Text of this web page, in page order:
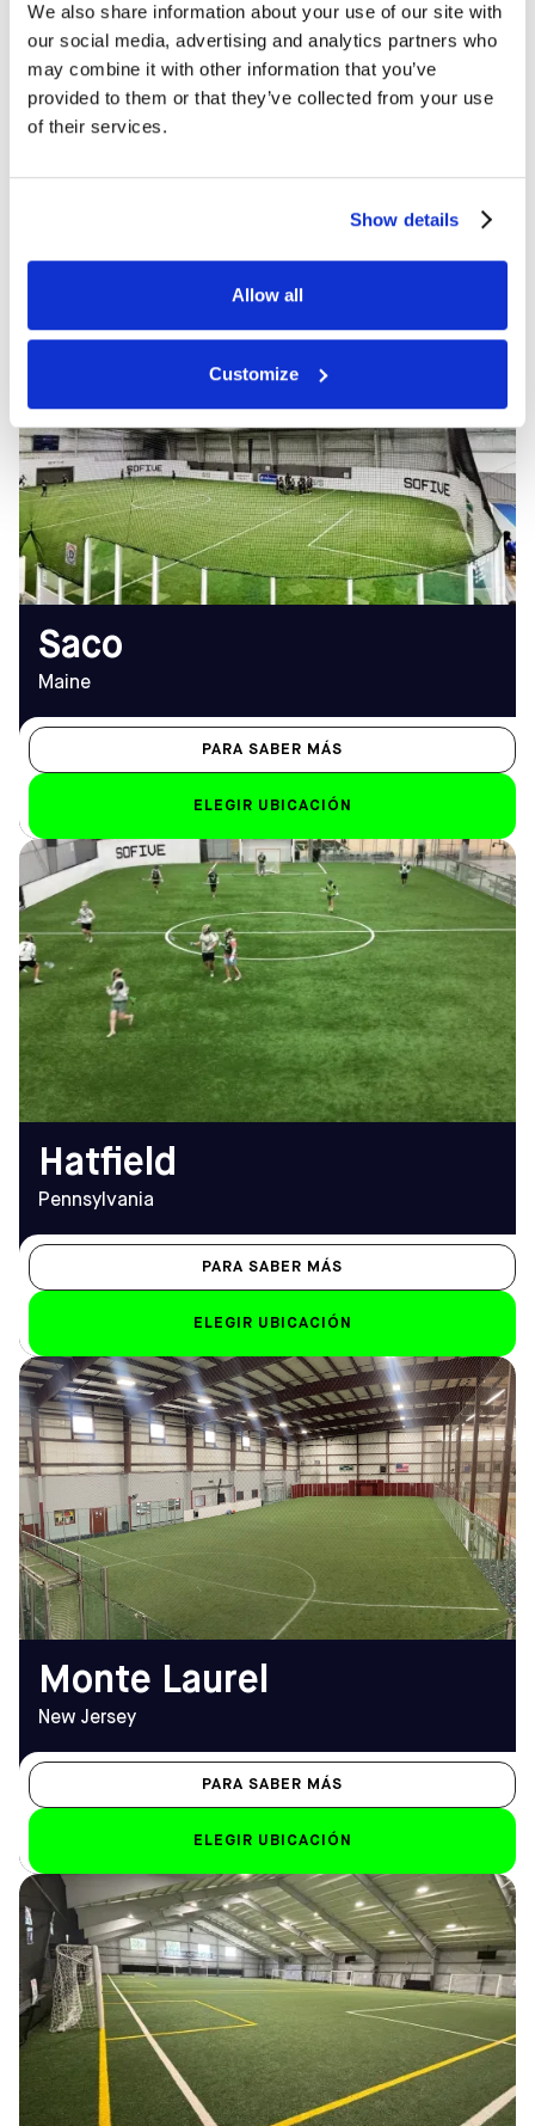
We also share information about your use of our site with
our social media, advertising and analytics partners who
may combine it with other information that you’ve
provided to them or that they’ve collected from your use
of their services.
Show details
Allow all
Customize
de 8.00 a 23.00 horas
EMAIL
alameda@sofive.com
Alameda
ELEGIR UBICACIÓN
De lunes a viernes
De 9.00 a 23.00 horas
Sáb-Dom
De 9.00 a 23.00 horas
DIRECCIÓN
Cómo llegar
TELÉFONO
(207) 209-1280
EMAIL
saco@sofive.com
Saco
Maine
PARA SABER MÁS
ELEGIR UBICACIÓN
HORARIO DE
APERTURA
De lunes a viernes
De 9.00 a 23.00 horas
Sáb-Dom
De 9.00 a 21.00 horas
DIRECCIÓN
2278 N Penn Rd, Hatfield,
PA 19440
Cómo llegar
TELÉFONO
(215) 996-1740
EMAIL
hatfield@sofive.com
Hatfield
Pennsylvania
PARA SABER MÁS
ELEGIR UBICACIÓN
HORARIO DE
APERTURA
De lunes a viernes
10.00 h - 23.00 h
Sáb-Dom
De 9.00 a 23.00 horas
DIRECCIÓN
1 Hovtech Blvd, Mt Laurel
Township, NJ 08054
Cómo llegar
TELÉFONO
EMAIL
mountlaurel@sofive.com
Monte Laurel
New Jersey
PARA SABER MÁS
ELEGIR UBICACIÓN
HORARIO DE
APERTURA
De lunes a viernes
10.00 h - 23.00 h
Sáb-Dom
Sáb: 8 h - 22 h; Dom: 7 h -
DIRECCIÓN
650 Kresson Rd, Cherry Hill,
NJ 08034
Cómo llegar
TELÉFONO
(856) 428-8588
EMAIL
cherryhill@sofive.com